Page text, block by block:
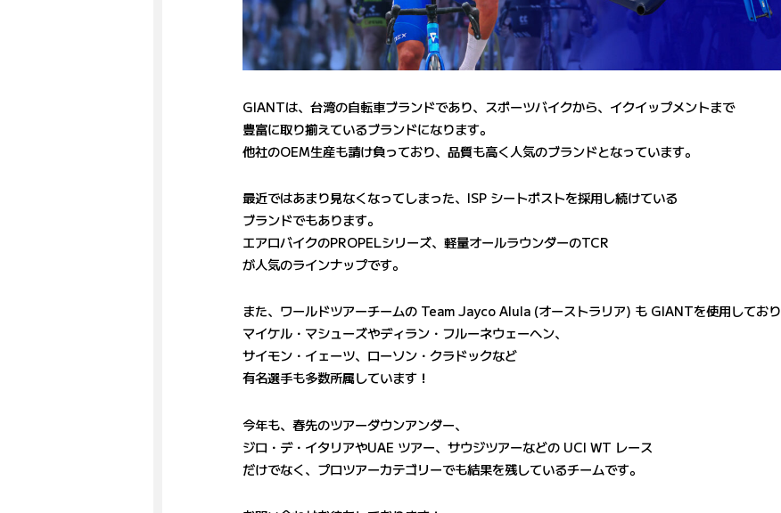
GIANTは、台湾の自転車ブランドであり、スポーツバイクから、イクイップメントまで
豊富に取り揃えているブランドになります。
他社のOEM生産も請け負っており、品質も高く人気のブランドとなっています。
最近ではあまり見なくなってしまった、ISP シートポストを採用し続けている
ブランドでもあります。
エアロバイクのPROPELシリーズ、軽量オールラウンダーのTCR
が人気のラインナップです。
また、ワールドツアーチームの Team Jayco Alula (オーストラリア) も GIANTを使用しており
マイケル・マシューズやディラン・フルーネウェーヘン、
サイモン・イェーツ、ローソン・クラドックなど
有名選手も多数所属しています！
今年も、春先のツアーダウンアンダー、
ジロ・デ・イタリアやUAE ツアー、サウジツアーなどの UCI WT レース
だけでなく、プロツアーカテゴリーでも結果を残しているチームです。